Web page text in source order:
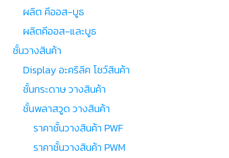
ผลิต คีออส-บูธ
ผลิตคีออส-และบูธ
ชั้นวางสินค้า
Display อะคริลิค โชว์สินค้า
ชั้นกระดาษ วางสินค้า
ชั้นพลาสวูด วางสินค้า
ราคาชั้นวางสินค้า PWF
ราคาชั้นวางสินค้า PWM